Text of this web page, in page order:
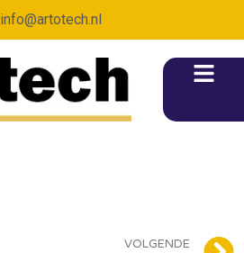
info@artotech.nl
VOLGENDE